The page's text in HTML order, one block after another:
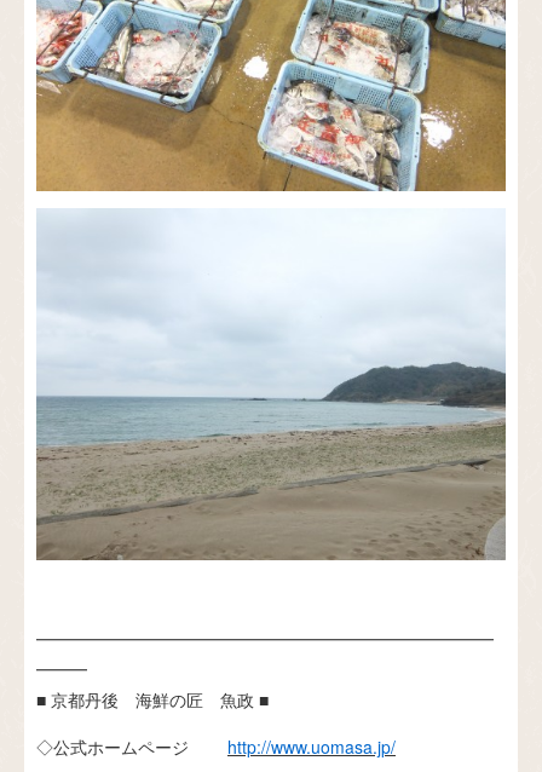
━━━━━━━━━━━━━━━━━━━━━━━━━━━
━━━
■ 京都丹後 海鮮の匠 魚政 ■
◇公式ホームページ http://www.uomasa.jp/